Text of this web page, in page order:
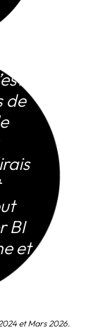
de
BI
et
et Mars 2026.